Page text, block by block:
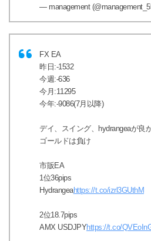
— management
FX EA
昨日:-1532
今週:-636
今月:11295
今年:-9086(7月以降)
デイ、スイング、hydrangeaが良
ゴールドは負け
市販EA
1位36pips
Hydrangeahttps://t.co/izrl3GUthM
2位18.7pips
AMX USDJPYhttps://t.co/